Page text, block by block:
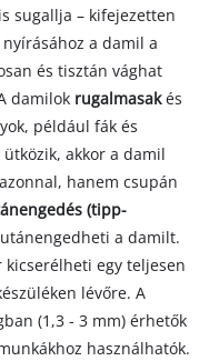
sugallja – kifejezetten
a damil a
és tisztán vághat
damilok rugalmasakés
például fák és
akkor a damil
hanem csupán
(tipp-
a damilt.
egy teljesen
lévőre. A
(1,3 - 3 mm) érhetők
használhatók.